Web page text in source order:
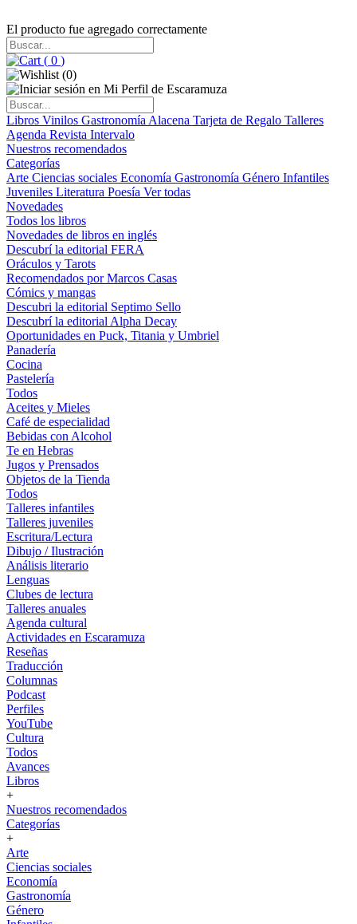
El producto fue agregado correctamente
( 0 )
(0)
Libros Vinilos Gastronomía Alacena Tarjeta de Regalo Talleres
Agenda Revista Intervalo
Nuestros recomendados
Categorías
Arte Ciencias sociales Economía Gastronomía Género Infantiles
Juveniles Literatura Poesía Ver todas
Novedades
Todos los libros
Novedades de libros en inglés
Descubrí la editorial FERA
Oráculos y Tarots
Recomendados por Marcos Casas
Cómics y mangas
Descubri la editorial Septimo Sello
Descubrí la editorial Alpha Decay
Oportunidades en Puck, Titania y Umbriel
Panadería
Cocina
Pastelería
Todos
Aceites y Mieles
Café de especialidad
Bebidas con Alcohol
Te en Hebras
Jugos y Prensados
Objetos de la Tienda
Todos
Talleres infantiles
Talleres juveniles
Escritura/Lectura
Dibujo / Ilustración
Análisis literario
Lenguas
Clubes de lectura
Talleres anuales
Agenda cultural
Actividades en Escaramuza
Reseñas
Traducción
Columnas
Podcast
Perfiles
YouTube
Cultura
Todos
Avances
Libros
+
Nuestros recomendados
Categorías
+
Arte
Ciencias sociales
Economía
Gastronomía
Género